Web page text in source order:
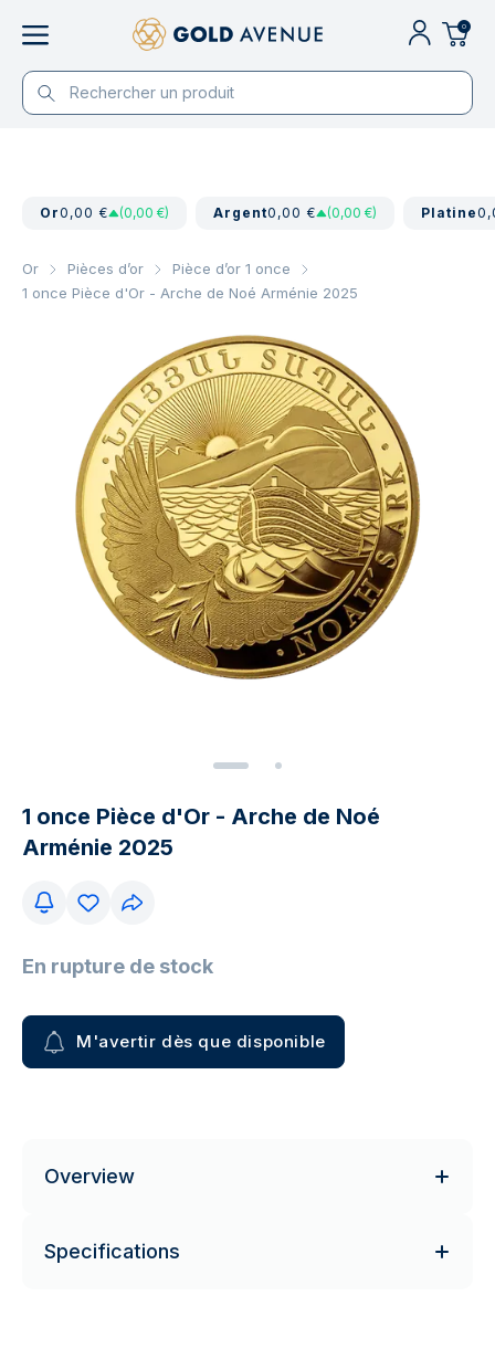
0
Or0,00 € (0,00 €) Argent0,00 € (0,00 €) Platine
Or Pièces d’or
Pièce d’or 1 once
1 once Pièce d'Or - Arche de Noé Arménie 2025
1 once Pièce d'Or - Arche de Noé
Arménie 2025
En rupture de stock
M'avertir dès que disponible
Overview
Specifications